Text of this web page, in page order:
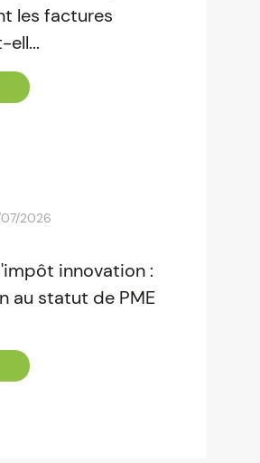
les factures
ell...
2026
innovation :
au statut de PME